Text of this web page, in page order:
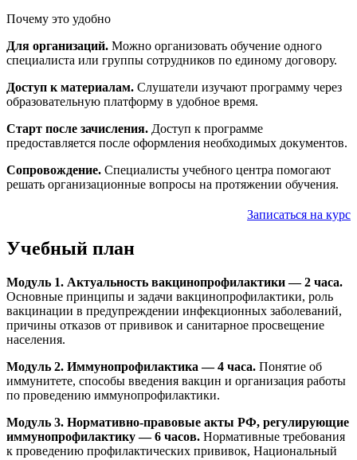
Почему это удобно
Для организаций. Можно организовать обучение одного
специалиста или группы сотрудников по единому договору.
Доступ к материалам. Слушатели изучают программу через
образовательную платформу в удобное время.
Старт после зачисления. Доступ к программе
предоставляется после оформления необходимых документов.
Сопровождение. Специалисты учебного центра помогают
решать организационные вопросы на протяжении обучения.
Записаться на курс
Учебный план
Модуль 1. Актуальность вакцинопрофилактики — 2 часа.
Основные принципы и задачи вакцинопрофилактики, роль
вакцинации в предупреждении инфекционных заболеваний,
причины отказов от прививок и санитарное просвещение
населения.
Модуль 2. Иммунопрофилактика — 4 часа. Понятие об
иммунитете, способы введения вакцин и организация работы
по проведению иммунопрофилактики.
Модуль 3. Нормативно-правовые акты РФ, регулирующие
иммунопрофилактику — 6 часов. Нормативные требования
к проведению профилактических прививок, Национальный